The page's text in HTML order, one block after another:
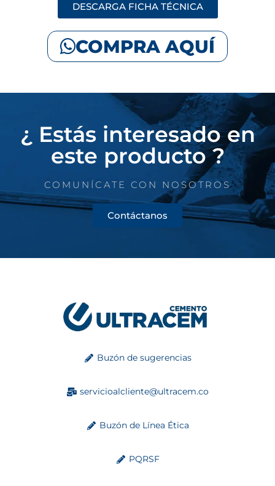
DESCARGA FICHA TÉCNICA
COMPRA AQUÍ
¿ Estás interesado en
este producto ?
COMUNÍCATE CON NOSOTROS
Contáctanos
Buzón de sugerencias
servicioalcliente@ultracem.co
Buzón de Línea Ética
PQRSF